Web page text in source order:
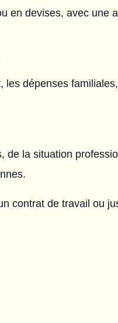
en devises, avec une
les dépenses
de la situation
contrat de travail ou